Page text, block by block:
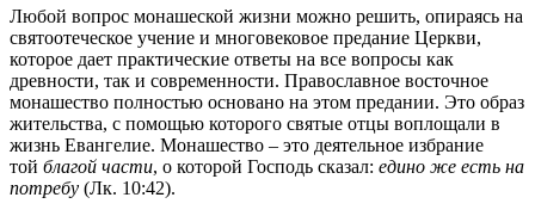
Любой вопрос монашеской жизни можно решить, опираясь на
святоотеческое учение и многовековое предание Церкви,
которое дает практические ответы на все вопросы как
древности, так и современности. Православное восточное
монашество полностью основано на этом предании. Это образ
жительства, с помощью которого святые отцы воплощали в
жизнь Евангелие. Монашество – это деятельное избрание
той благой части, о которой Господь сказал: едино же есть на
потребу (Лк. 10:42).